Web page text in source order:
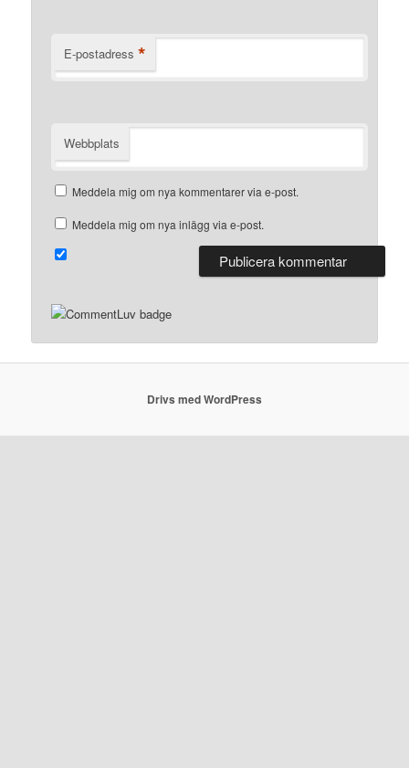
E-postadress *
Webbplats
Meddela mig om nya kommentarer via e-post.
Meddela mig om nya inlägg via e-post.
Drivs med WordPress